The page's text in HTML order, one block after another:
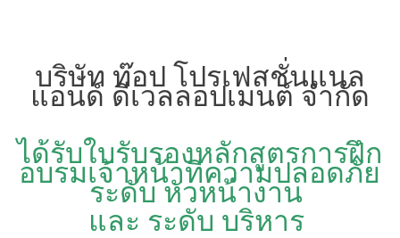
บริษัท ท๊อป โปรเฟสชั่นแนล
แอนด์ ดีเวลลอปเมนต์ จำกัด
ได้รับใบรับรองหลักสูตรการฝึก
อบรมเจ้าหน้าที่ความปลอดภัย
ระดับ หัวหน้างาน
และ ระดับ บริหาร